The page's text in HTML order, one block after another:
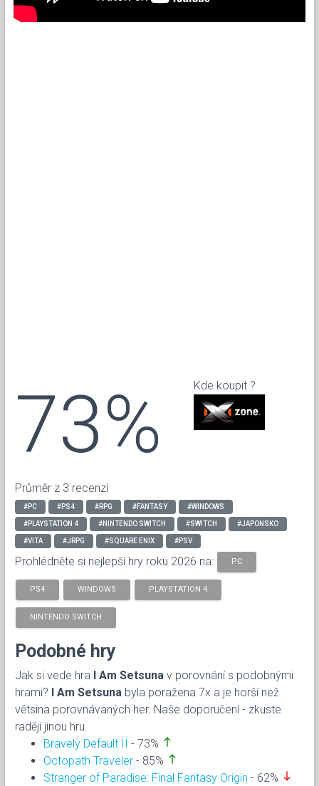
73%
Průměr z 3 recenzí
Kde koupit ?
#PC #PS4 #RPG #FANTASY #WINDOWS
#PLAYSTATION 4 #NINTENDO SWITCH #SWITCH #JAPONSKO
#VITA #JRPG #SQUARE ENIX #PSV
Prohlédněte si nejlepší hry roku 2026 na: PC
PS4 WINDOWS PLAYSTATION 4
NINTENDO SWITCH
Podobné hry
Jak si vede hra I Am Setsuna v porovnání s podobnými
hrami? I Am Setsuna byla poražena 7x a je horší než
větsina porovnávaných her. Naše doporučení - zkuste
raději jinou hru.
Bravely Default II - 73% north
Octopath Traveler - 85% north
Stranger of Paradise: Final Fantasy Origin - 62% south